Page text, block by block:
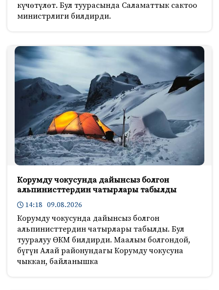
күчөтүлөт. Бул туурасында Саламаттык сактоо
министрлиги билдирди.
Корумду чокусунда дайынсыз болгон
альпинисттердин чатырлары табылды
14:18 09.08.2026
Корумду чокусунда дайынсыз болгон
альпинисттердин чатырлары табылды. Бул
тууралуу ӨКМ билдирди. Маалым болгондой,
бүгүн Алай районундагы Корумду чокусуна
чыккан, байланышка